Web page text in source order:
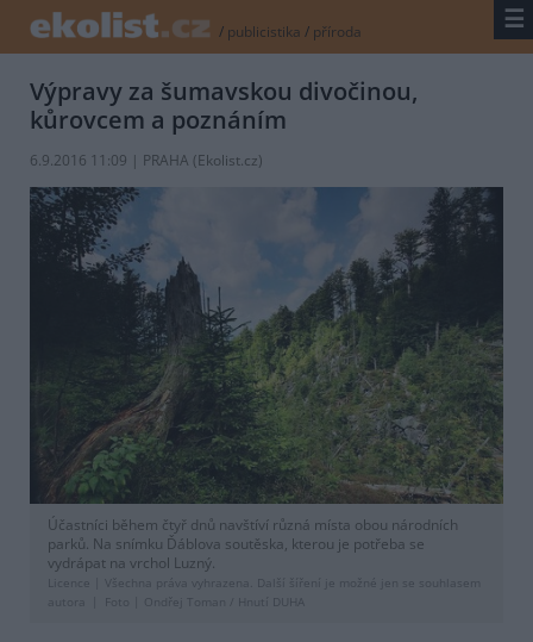
/ publicistika / příroda ☰
Výpravy za šumavskou divočinou,
kůrovcem a poznáním
6.9.2016 11:09 | PRAHA (Ekolist.cz)
Účastníci během čtyř dnů navštíví různá místa obou národních
parků. Na snímku Ďáblova soutěska, kterou je potřeba se
vydrápat na vrchol Luzný.
Licence |
Všechna práva vyhrazena. Další šíření je možné jen se souhlasem
autora
Foto | Ondřej Toman / Hnutí DUHA